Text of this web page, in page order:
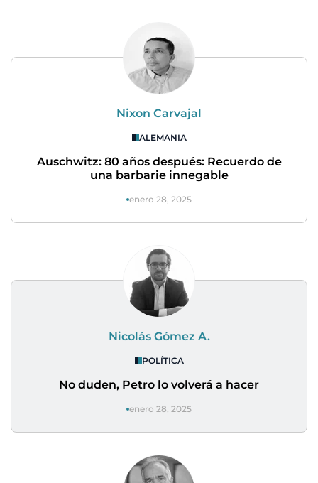
Nixon Carvajal
ALEMANIA
Auschwitz: 80 años después: Recuerdo de
una barbarie innegable
enero 28, 2025
Nicolás Gómez A.
POLÍTICA
No duden, Petro lo volverá a hacer
enero 28, 2025